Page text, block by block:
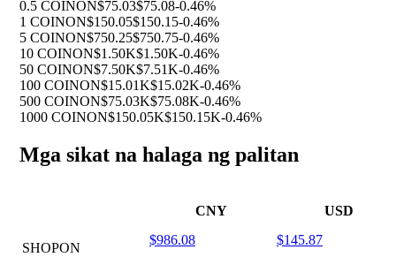
0.5 COINON$75.03$75.08-0.46%
1 COINON$150.05$150.15-0.46%
5 COINON$750.25$750.75-0.46%
10 COINON$1.50K$1.50K-0.46%
50 COINON$7.50K$7.51K-0.46%
100 COINON$15.01K$15.02K-0.46%
500 COINON$75.03K$75.08K-0.46%
1000 COINON$150.05K$150.15K-0.46%
Mga sikat na halaga ng palitan
CNY USD
SHOPON
$986.08 $145.87